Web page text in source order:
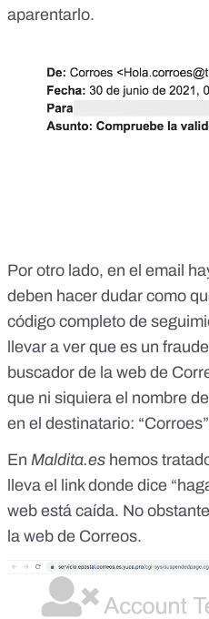
aparentarlo.
Por otro lado, en el email
deben hacer dudar como
código completo de
llevar a ver que es un
buscador de la web de
que ni siquiera el nombre
en el destinatario:
En Maldita.es hemos
lleva el link donde dice
web está caída. No
la web de Correos.